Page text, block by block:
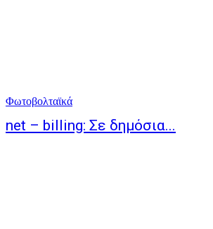
Φωτοβολταϊκά
net – billing: Σε δημόσια...